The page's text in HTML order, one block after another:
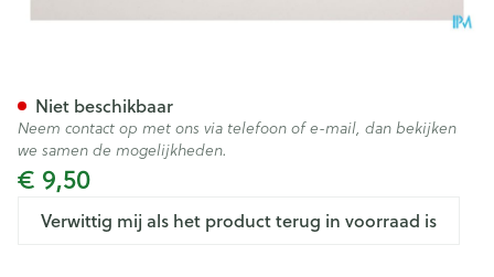
€ 9,50
Verwittig mij als het product terug in voorraad is
Niet beschikbaar
Neem contact op met ons via telefoon of e-mail, dan bekijken
we samen de mogelijkheden.